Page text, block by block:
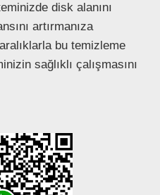
disk alanını
artırmanıza
bu temizleme
sağlıklı çalışmasını